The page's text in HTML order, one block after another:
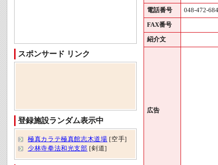
電話番号 048-472-
FAX番号
紹介文
広告
スポンサード リンク
登録施設ランダム表示中
極真カラテ極真館志木道場 [空手]
少林寺拳法和光支部 [剣道]